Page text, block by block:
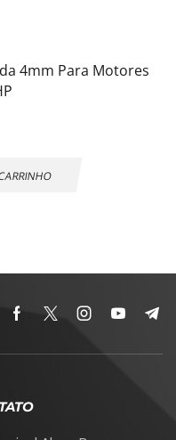
4mm Para Motores